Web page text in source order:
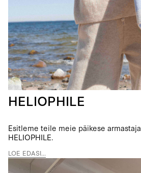
HELIOPHILE
Esitleme teile meie päikese
HELIOPHILE.
LOE EDASI...